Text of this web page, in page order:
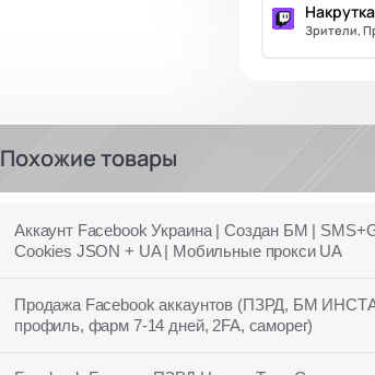
Зрители,
Похожие товары
Аккаунт Facebook Украина | Создан БМ |
Cookies JSON + UA | Мобильные прокси UA
Продажа Facebook аккаунтов (ПЗРД, БМ
профиль, фарм 7-14 дней, 2FA, саморег)